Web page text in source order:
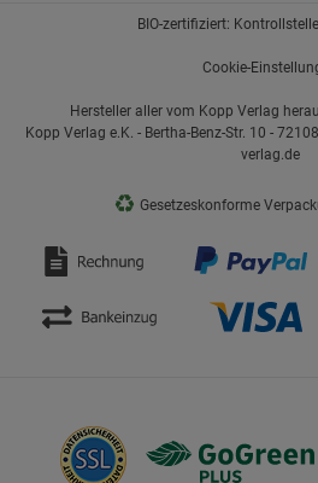
BIO-zertifiziert:
Cookie-
Hersteller aller vom Kopp Verlag
Kopp Verlag e.K. - Bertha-Benz-Str. 10 -
verlag.de
♻ Gesetzeskonforme